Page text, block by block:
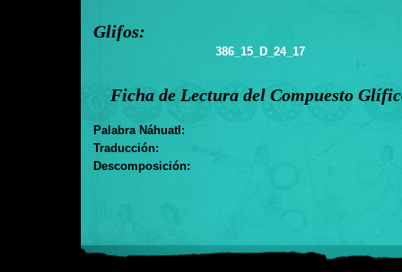
Glifos:
386_15_D_24_17
Ficha de Lectura del Compuesto
Palabra Náhuatl:
Traducción:
Descomposición: